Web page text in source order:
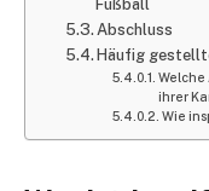
Fußball
Abschluss
Häufig
Welche
ihrer
Wie